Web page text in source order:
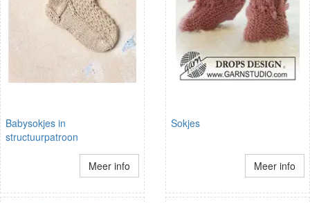
Babysokjes in
structuurpatroon
Meer info
Sokjes
Meer info